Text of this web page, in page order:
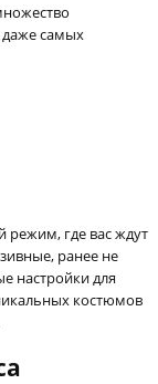
самых
режим, где вас ждут
ранее не
настройки для
костюмов